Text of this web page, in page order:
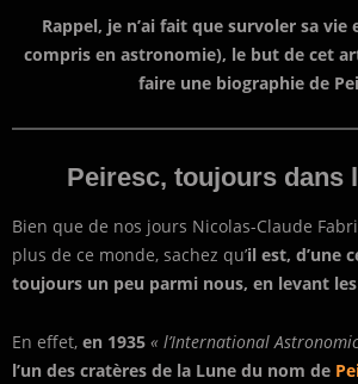
Rappel, je n’ai fait que survoler sa vie
compris en astronomie), le but de cet
faire une biographie de
Peiresc, toujours dans
Bien que de nos jours Nicolas-Claude
plus de ce monde, sachez qu’il est, d’une
toujours un peu parmi nous, en levant
En effet, en 1935 « l’International
l’un des cratères de la Lune du nom de